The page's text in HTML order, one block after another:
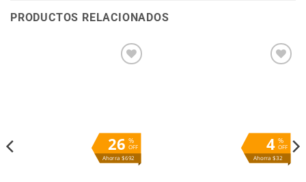
PRODUCTOS RELACIONADOS
%
OFF
26
Ahorra $692
%
OFF
4
Ahorra $32